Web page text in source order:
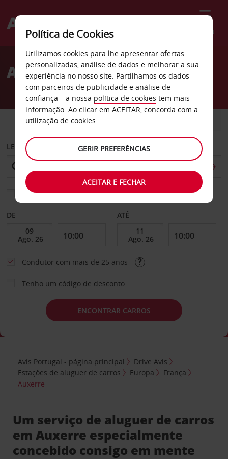
Menu
Welcome
AvisAluguer de carros Auxerre
CARRO
LEVANTAR EM
Escolher uma estação de devolução diferente
DE ATÉ
Condutor com mais de 25 anos
Tenho um código de desconto
ENCONTRAR CARROS
Avis Portugal - página principal
Drive Avis
Estações de aluguer de carros
Europa
França
Auxerre
Um serviço de aluguer de carros
em Auxerre especialmente
concebido consigo em mente
Política de Cookies
Utilizamos cookies para lhe apresentar ofertas
personalizadas, análise de dados e melhorar a sua
experiência no nosso site. Partilhamos os dados
com parceiros de publicidade e análise de
confiança – a nossa política de cookies tem mais
informação. Ao clicar em ACEITAR, concorda com a
utilização de cookies.
GERIR PREFERÊNCIAS
ACEITAR E FECHAR